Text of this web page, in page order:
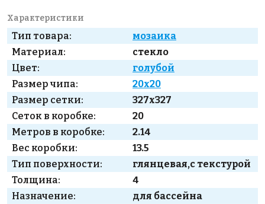
Характеристики
Тип товара:
мозаика
Материал:
стекло
Цвет:
голубой
Размер чипа:
20x20
Размер сетки:
327x327
Сеток в коробке:
20
Метров в коробке:
2.14
Вес коробки:
13.5
Тип поверхности:
глянцевая,с текстурой
Толщина:
4
Назначение:
для бассейна